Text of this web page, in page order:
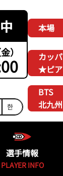
本場
カッパ
★ピア
BTS
北九
）
한
選手情報
PLAYER INFO